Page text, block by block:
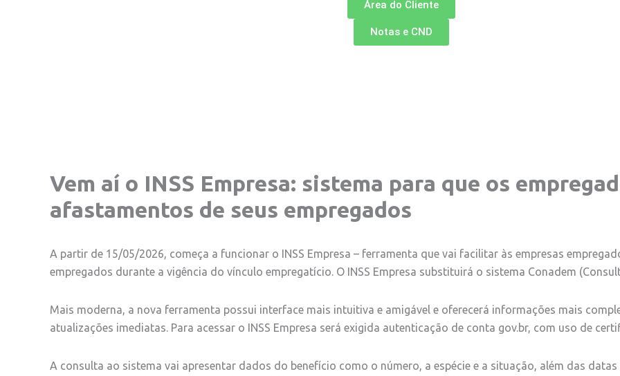
Área do Cliente
Notas e CND
Vem aí o INSS Empresa: sistema para que os
afastamentos de seus empregados
A partir de 15/05/2026, começa a funcionar o INSS Empresa – ferramenta que vai facilitar às empresas
empregados durante a vigência do vínculo empregatício. O INSS Empresa substituirá o sistema Conadem
Mais moderna, a nova ferramenta possui interface mais intuitiva e amigável e oferecerá informações mais
atualizações imediatas. Para acessar o INSS Empresa será exigida autenticação de conta gov.br, com uso de
A consulta ao sistema vai apresentar dados do benefício como o número, a espécie e a situação, além das